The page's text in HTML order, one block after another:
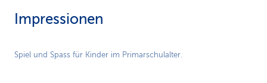
Impressionen
Play
Spiel und Spass für Kinder im Primarschulalter.